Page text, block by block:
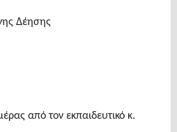
Δέησης
από τον εκπαιδευτικό κ.